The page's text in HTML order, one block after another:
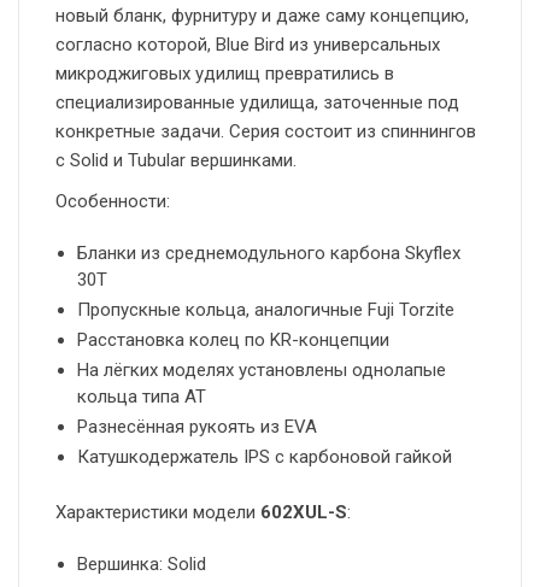
новый бланк, фурнитуру и даже саму концепцию,
согласно которой, Blue Bird из универсальных
микроджиговых удилищ превратились в
специализированные удилища, заточенные под
конкретные задачи. Серия состоит из спиннингов
с Solid и Tubular вершинками.
Особенности:
Бланки из среднемодульного карбона Skyflex
30T
Пропускные кольца, аналогичные Fuji Torzite
Расстановка колец по KR-концепции
На лёгких моделях установлены однолапые
кольца типа AT
Разнесённая рукоять из EVA
Катушкодержатель IPS с карбоновой гайкой
Характеристики модели 602XUL-S:
Вершинка: Solid